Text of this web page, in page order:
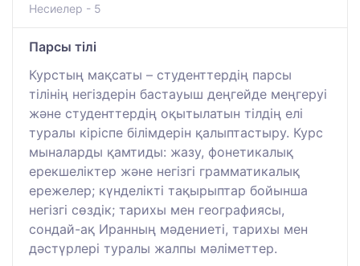
Несиелер - 5
Парсы тілі
Курстың мақсаты – студенттердің парсы
тілінің негіздерін бастауыш деңгейде меңгеруі
және студенттердің оқытылатын тілдің елі
туралы кіріспе білімдерін қалыптастыру. Курс
мыналарды қамтиды: жазу, фонетикалық
ерекшеліктер және негізгі грамматикалық
ережелер; күнделікті тақырыптар бойынша
негізгі сөздік; тарихы мен географиясы,
сондай-ақ Иранның мәдениеті, тарихы мен
дәстүрлері туралы жалпы мәліметтер.